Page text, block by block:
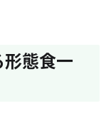
態食一